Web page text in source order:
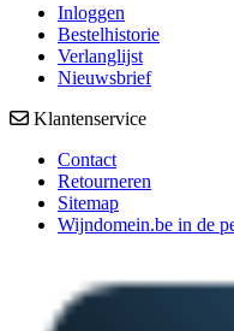
Inloggen
Bestelhistorie
Verlanglijst
Nieuwsbrief
Klantenservice
Contact
Retourneren
Sitemap
Wijndomein.be in de